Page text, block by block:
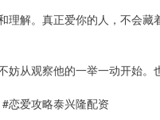
理解。真正爱你的人，不会
从观察他的一举一动开始。
恋爱攻略泰兴隆配资